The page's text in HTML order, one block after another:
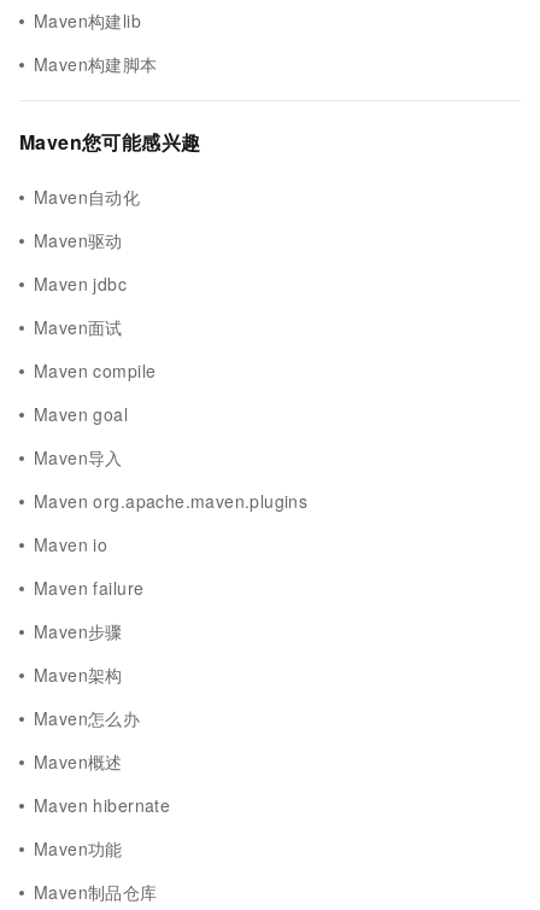
Maven构建lib
Maven构建脚本
Maven您可能感兴趣
Maven自动化
Maven驱动
Maven jdbc
Maven面试
Maven compile
Maven goal
Maven导入
Maven org.apache.maven.plugins
Maven io
Maven failure
Maven步骤
Maven架构
Maven怎么办
Maven概述
Maven hibernate
Maven功能
Maven制品仓库